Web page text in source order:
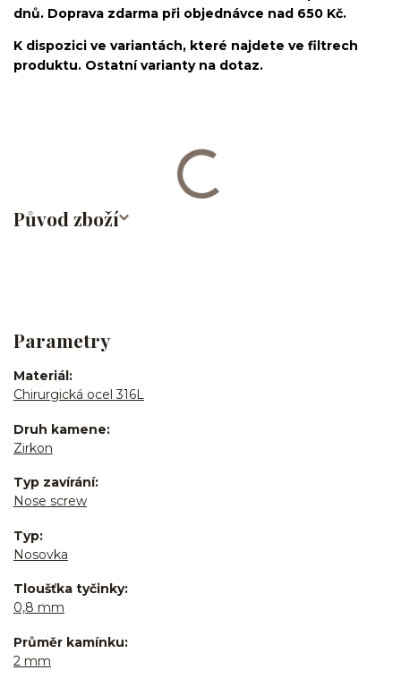
dnů. Doprava zdarma při objednávce nad 650 Kč.
K dispozici ve variantách, které najdete ve filtrech
produktu. Ostatní varianty na dotaz.
Původ zboží
Parametry
Materiál
Chirurgická ocel 316L
Druh kamene
Zirkon
Typ zavírání
Nose screw
Typ
Nosovka
Tloušťka tyčinky
0,8 mm
Průměr kamínku
2 mm